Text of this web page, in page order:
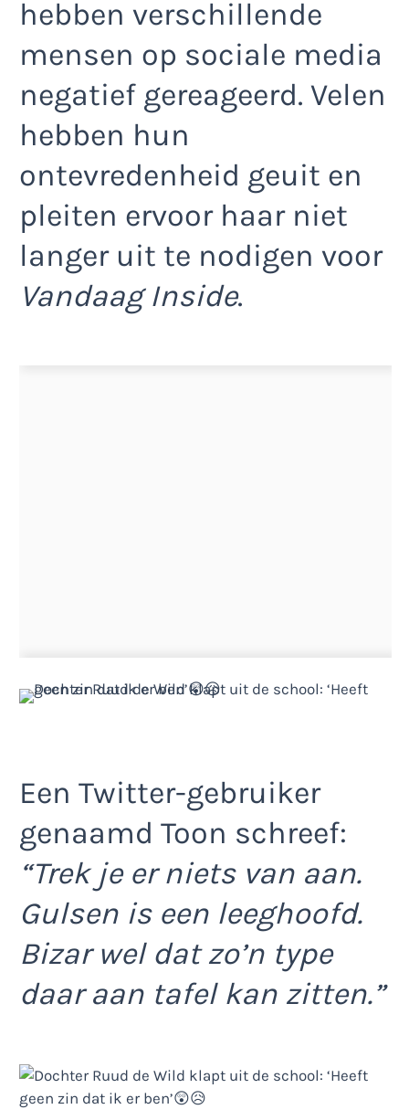
hebben verschillende
mensen op sociale media
negatief gereageerd. Velen
hebben hun
ontevredenheid geuit en
pleiten ervoor haar niet
langer uit te nodigen voor
Vandaag Inside.
Een Twitter-gebruiker
genaamd Toon schreef:
“Trek je er niets van aan.
Gulsen is een leeghoofd.
Bizar wel dat zo’n type
daar aan tafel kan zitten.”